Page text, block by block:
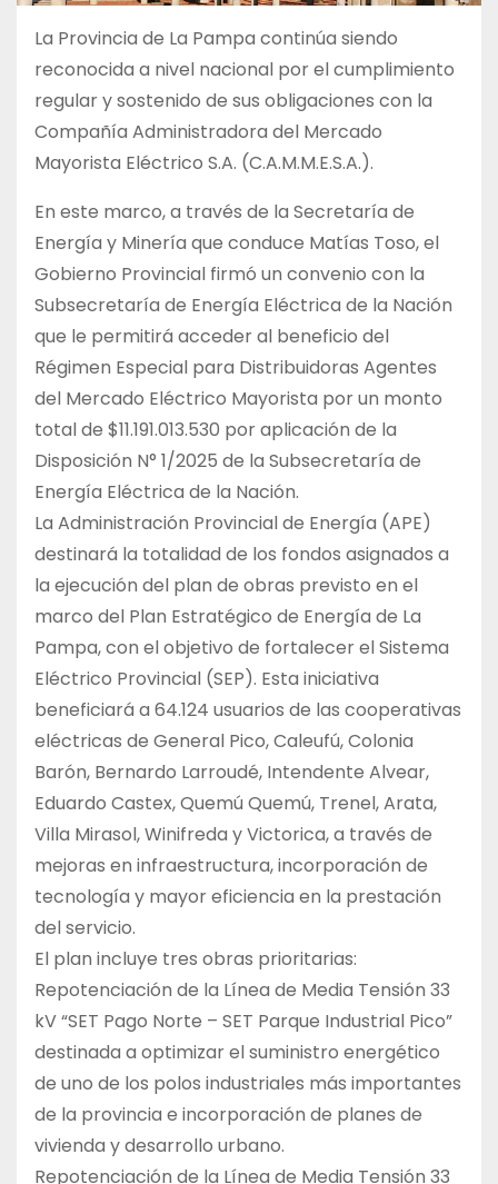
La Provincia de La Pampa continúa siendo
reconocida a nivel nacional por el cumplimiento
regular y sostenido de sus obligaciones con la
Compañía Administradora del Mercado
Mayorista Eléctrico S.A. (C.A.M.M.E.S.A.).
En este marco, a través de la Secretaría de
Energía y Minería que conduce Matías Toso, el
Gobierno Provincial firmó un convenio con la
Subsecretaría de Energía Eléctrica de la Nación
que le permitirá acceder al beneficio del
Régimen Especial para Distribuidoras Agentes
del Mercado Eléctrico Mayorista por un monto
total de $11.191.013.530 por aplicación de la
Disposición N° 1/2025 de la Subsecretaría de
Energía Eléctrica de la Nación.
La Administración Provincial de Energía (APE)
destinará la totalidad de los fondos asignados a
la ejecución del plan de obras previsto en el
marco del Plan Estratégico de Energía de La
Pampa, con el objetivo de fortalecer el Sistema
Eléctrico Provincial (SEP). Esta iniciativa
beneficiará a 64.124 usuarios de las cooperativas
eléctricas de General Pico, Caleufú, Colonia
Barón, Bernardo Larroudé, Intendente Alvear,
Eduardo Castex, Quemú Quemú, Trenel, Arata,
Villa Mirasol, Winifreda y Victorica, a través de
mejoras en infraestructura, incorporación de
tecnología y mayor eficiencia en la prestación
del servicio.
El plan incluye tres obras prioritarias:
Repotenciación de la Línea de Media Tensión 33
kV “SET Pago Norte – SET Parque Industrial Pico”
destinada a optimizar el suministro energético
de uno de los polos industriales más importantes
de la provincia e incorporación de planes de
vivienda y desarrollo urbano.
Repotenciación de la Línea de Media Tensión 33